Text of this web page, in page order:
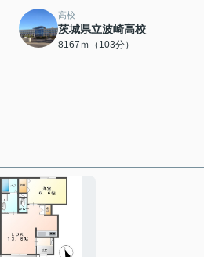
高校
茨城県立波崎高校
8167ｍ（103分）